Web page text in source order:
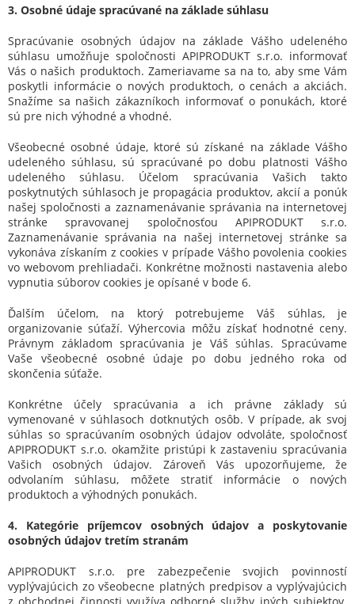
3. Osobné údaje spracúvané na základe súhlasu
Spracúvanie osobných údajov na základe Vášho udeleného
súhlasu umožňuje spoločnosti APIPRODUKT s.r.o. informovať
Vás o našich produktoch. Zameriavame sa na to, aby sme Vám
poskytli informácie o nových produktoch, o cenách a akciách.
Snažíme sa našich zákazníkoch informovať o ponukách, ktoré
sú pre nich výhodné a vhodné.
Všeobecné osobné údaje, ktoré sú získané na základe Vášho
udeleného súhlasu, sú spracúvané po dobu platnosti Vášho
udeleného súhlasu. Účelom spracúvania Vašich takto
poskytnutých súhlasoch je propagácia produktov, akcií a ponúk
našej spoločnosti a zaznamenávanie správania na internetovej
stránke spravovanej spoločnosťou APIPRODUKT s.r.o.
Zaznamenávanie správania na našej internetovej stránke sa
vykonáva získaním z cookies v prípade Vášho povolenia cookies
vo webovom prehliadači. Konkrétne možnosti nastavenia alebo
vypnutia súborov cookies je opísané v bode 6.
Ďalším účelom, na ktorý potrebujeme Váš súhlas, je
organizovanie súťaží. Výhercovia môžu získať hodnotné ceny.
Právnym základom spracúvania je Váš súhlas. Spracúvame
Vaše všeobecné osobné údaje po dobu jedného roka od
skončenia súťaže.
Konkrétne účely spracúvania a ich právne základy sú
vymenované v súhlasoch dotknutých osôb. V prípade, ak svoj
súhlas so spracúvaním osobných údajov odvoláte, spoločnosť
APIPRODUKT s.r.o. okamžite pristúpi k zastaveniu spracúvania
Vašich osobných údajov. Zároveň Vás upozorňujeme, že
odvolaním súhlasu, môžete stratiť informácie o nových
produktoch a výhodných ponukách.
4. Kategórie príjemcov osobných údajov a poskytovanie
osobných údajov tretím stranám
APIPRODUKT s.r.o. pre zabezpečenie svojich povinností
vyplývajúcich zo všeobecne platných predpisov a vyplývajúcich